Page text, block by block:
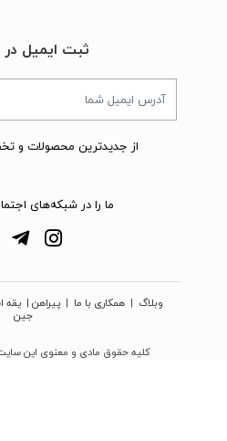
ثبت ایمیل در
از جدیدترین محصولات و
ما را در شبکه‌های
وبلاگ | همکاری با ما | پیراهن | یقه
جین
کلیه حقوق مادی و معنوی این